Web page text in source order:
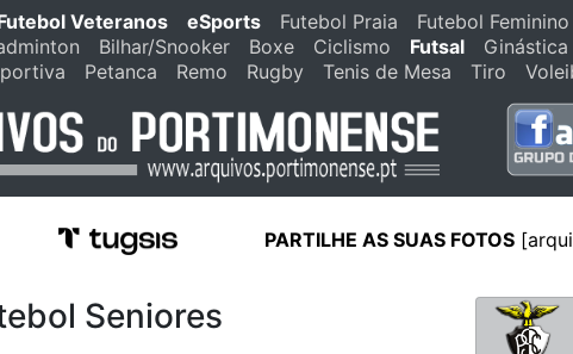
Veteranos eSports Futebol Praia Futebol Feminino
Bilhar/Snooker Boxe Ciclismo Futsal Ginástica
Petanca Remo Rugby Tenis de Mesa Tiro
PARTILHE AS SUAS FOTOS
Seniores